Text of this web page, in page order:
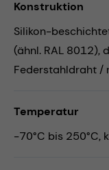
Konstruktion
Silikon-
(ähnl. RAL 8012),
Federstahldraht /
Temperatur
-70°C bis 250°C,